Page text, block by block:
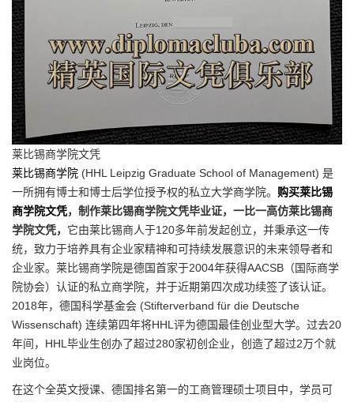
莱比锡商学院文凭
莱比锡商学院 (HHL Leipzig Graduate School of Management) 是
一所拥有博士和博士后学位授予权的私立大学商学院。 购买莱比锡
商学院文凭，制作莱比锡商学院文凭毕业证，一比一高仿莱比锡商
学院文凭， 它由莱比锡商人于120多年前发起创立，并秉承这一传
统，致力于培养具有企业家精神和可持续发展意识的未来领导者和
企业家。莱比锡商学院是德国首家于2004年获得AACSB（国际商学
院协会）认证的私立商学院，并于近期第四次成功续签了该认证。
2018年，德国科学基金会 (Stifterverband für die Deutsche
Wissenschaft) 连续第四年将HHL评为德国最佳创业型大学。过去20
年间，HHL毕业生创办了超过280家初创企业，创造了超过2万个就
业岗位。
在这个全英文授课、德国排名第一的工商管理硕士项目中，学员可